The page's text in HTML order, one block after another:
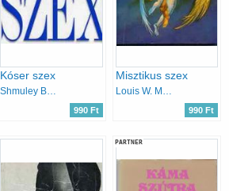
Kóser szex
Shmuley Boteach
990 Ft
Misztikus szex
Louis W. Meldman
990 Ft
PARTNER